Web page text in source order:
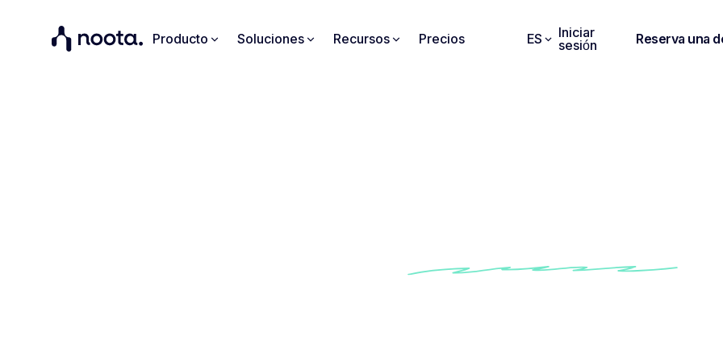
Producto Soluciones Recursos Precios ES
Iniciar
sesión
Reserva una